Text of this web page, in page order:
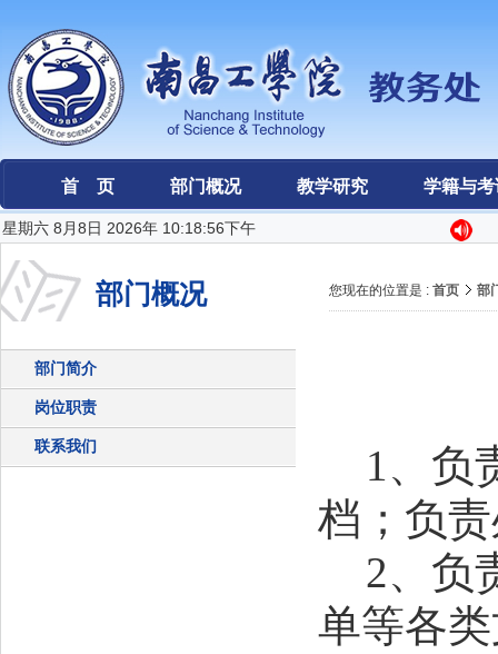
首 页 部门概况 教学研究 学籍与考
星期六 8月8日 2026年 10:18:56下午
部门概况
部门简介
岗位职责
联系我们
您现在的位置是 : 首页 部
1、负
档；负
2、负
单等各